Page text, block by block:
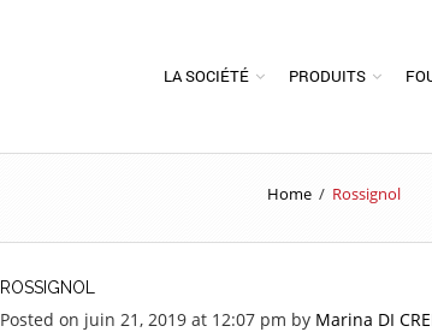
LA SOCIÉTÉ PRODUITS
Home / Rossignol
ROSSIGNOL
Posted on juin 21, 2019 at 12:07 pm by Marina DI